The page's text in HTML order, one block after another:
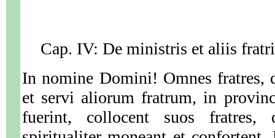
Cap. IV: De ministris et aliis
In nomine Domini! Omnes
et servi aliorum fratrum, in
fuerint, collocent suos fratres,